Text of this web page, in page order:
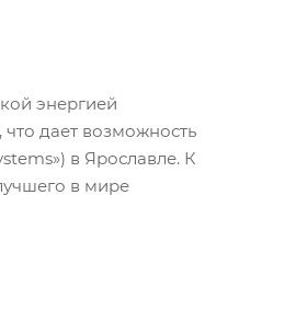
энергией
дает возможность
в Ярославле. К
в мире